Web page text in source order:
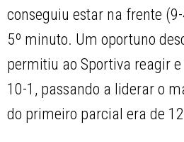
conseguiu estar na frente
5º minuto. Um oportuno
permitiu ao Sportiva reagir
10-1, passando a liderar o
do primeiro parcial era de